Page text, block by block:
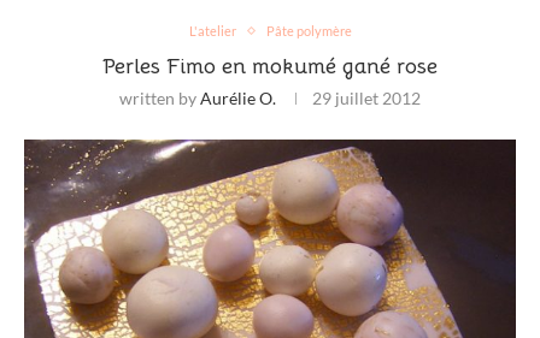
L'atelier Pâte polymère
Perles Fimo en mokumé gané rose
written byAurélie O. 29 juillet 2012